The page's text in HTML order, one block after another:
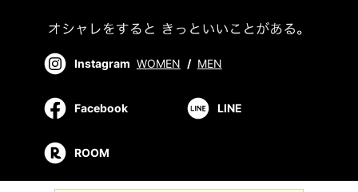
Instagram WOMEN / MEN
Facebook LINE
ROOM